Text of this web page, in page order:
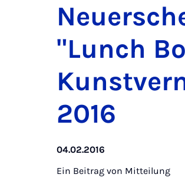
"Lunch
2016
04.02.2016
Ein Beitrag von Mitteilung